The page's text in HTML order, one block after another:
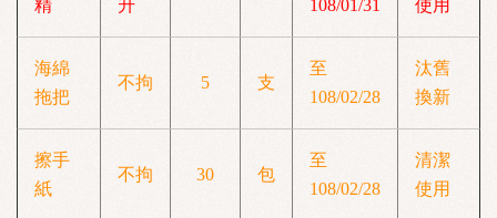
精 升 108/01/31 使用
海綿
拖把
不拘 5 支
至
108/02/28
汰舊
換新
擦手
紙
不拘 30 包
至
108/02/28
清潔
使用